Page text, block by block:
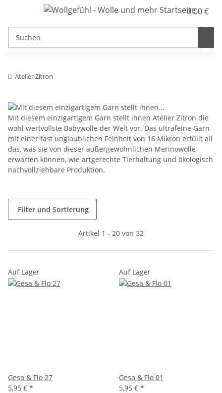
0,00 €
Atelier Zitron
Mit diesem einzigartigem Garn stellt ihnen Atelier Zitron die
wohl wertvollste Babywolle der Welt vor. Das ultrafeine Garn
mit einer fast unglaublichen Feinheit von 16 Mikron erfüllt all
das, was sie von dieser außergewöhnlichen Merinowolle
erwarten können, wie artgerechte Tierhaltung und ökologisch
nachvollziehbare Produktion.
Filter und Sortierung
Artikel 1 - 20 von 32
Auf Lager
Gesa & Flo 27
5,95 € *
Auf Lager
Gesa & Flo 01
5,95 € *